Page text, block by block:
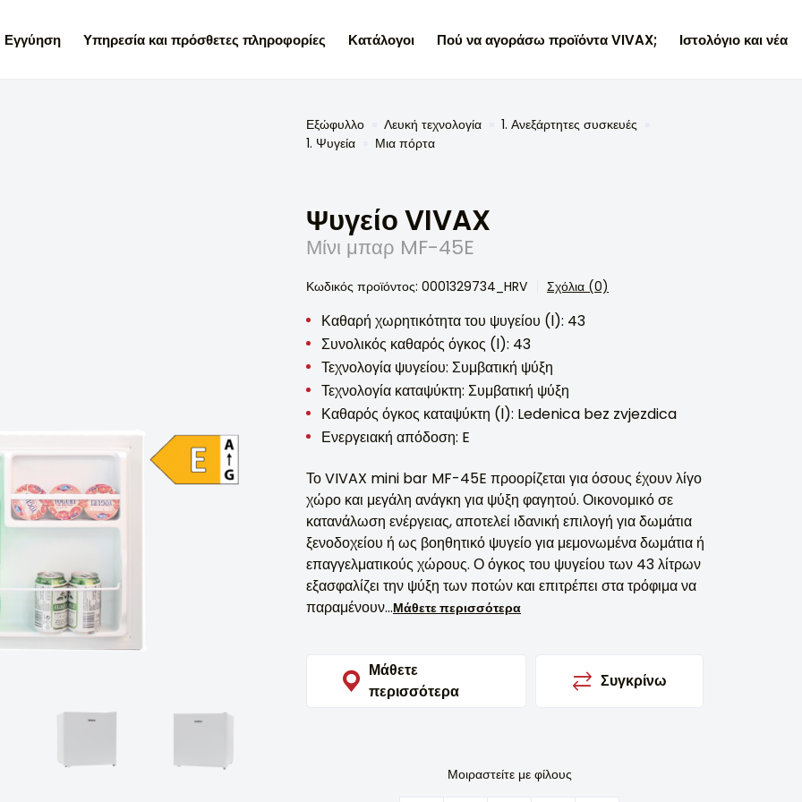
Εγγύηση Υπηρεσία και πρόσθετες πληροφορίες Κατάλογοι Πού να αγοράσω προϊόντα VIVAX; Ιστολόγιο και νέα
Εξώφυλλο Λευκή τεχνολογία
1. Ανεξάρτητες συσκευές
1. Ψυγεία
Μια πόρτα
Ψυγείο VIVAX
Μίνι μπαρ MF-45E
Κωδικός προϊόντος: 0001329734_HRV Σχόλια (0)
Καθαρή χωρητικότητα του ψυγείου (l): 43
Συνολικός καθαρός όγκος (l): 43
Τεχνολογία ψυγείου: Συμβατική ψύξη
Τεχνολογία καταψύκτη: Συμβατική ψύξη
Καθαρός όγκος καταψύκτη (l): Ledenica bez zvjezdica
Ενεργειακή απόδοση: E
Το VIVAX mini bar MF-45E προορίζεται για όσους έχουν λίγο
χώρο και μεγάλη ανάγκη για ψύξη φαγητού. Οικονομικό σε
κατανάλωση ενέργειας, αποτελεί ιδανική επιλογή για δωμάτια
ξενοδοχείου ή ως βοηθητικό ψυγείο για μεμονωμένα δωμάτια ή
επαγγελματικούς χώρους. Ο όγκος του ψυγείου των 43 λίτρων
εξασφαλίζει την ψύξη των ποτών και επιτρέπει στα τρόφιμα να
παραμένουν...Μάθετε περισσότερα
Μάθετε
περισσότερα
Συγκρίνω
Μοιραστείτε με φίλους